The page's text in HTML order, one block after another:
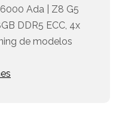
Ada | Z8 G5
DDR5 ECC, 4x
de modelos